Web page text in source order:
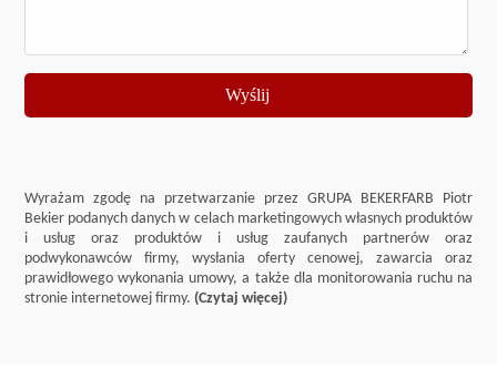
Wyrażam zgodę na przetwarzanie przez GRUPA BEKERFARB Piotr
Bekier podanych danych w celach marketingowych własnych produktów
i usług oraz produktów i usług zaufanych partnerów oraz
podwykonawców firmy, wysłania oferty cenowej, zawarcia oraz
prawidłowego wykonania umowy, a także dla monitorowania ruchu na
stronie internetowej firmy. (Czytaj więcej)